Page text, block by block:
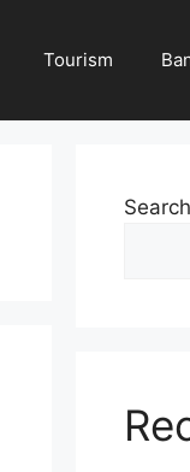
Tourism
Search